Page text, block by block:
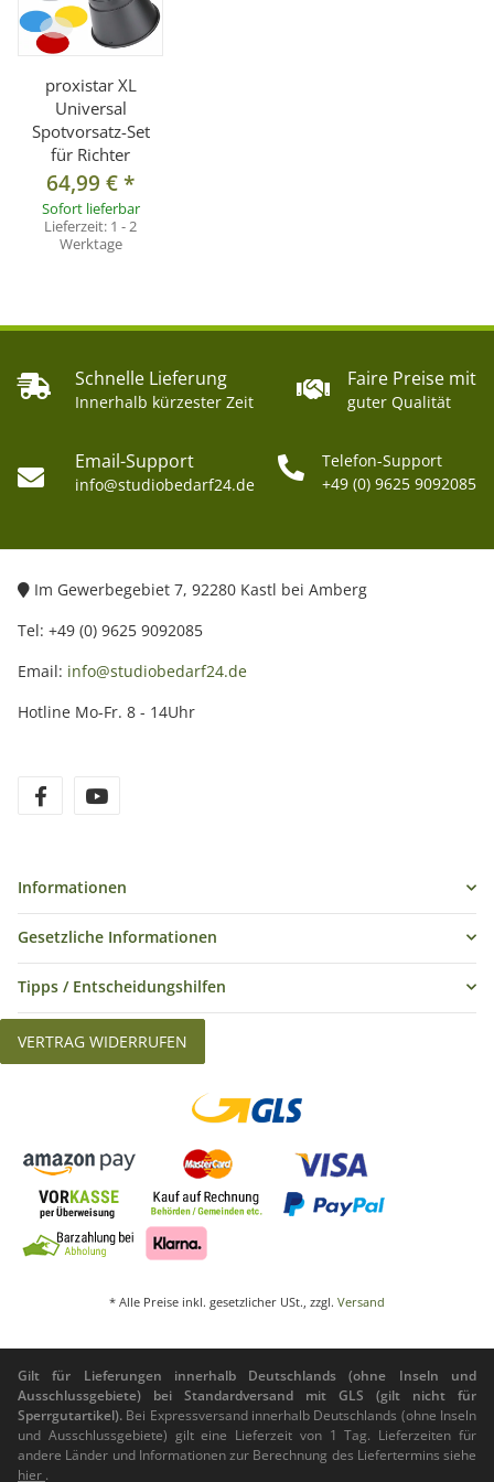
proxistar XL
Universal
Spotvorsatz-Set
für Richter
64,99 €*
Sofort lieferbar
Lieferzeit: 1 - 2
Werktage
Schnelle Lieferung
Innerhalb kürzester Zeit
Faire Preise mit
guter Qualität
Email-Support
info@studiobedarf24.de
Telefon-Support
+49 (0) 9625 9092085
Im Gewerbegebiet 7, 92280 Kastl bei Amberg
Tel: +49 (0) 9625 9092085
Email: info@studiobedarf24.de
Hotline Mo-Fr. 8 - 14Uhr
Informationen
Gesetzliche Informationen
Tipps / Entscheidungshilfen
VERTRAG WIDERRUFEN
* Alle Preise inkl. gesetzlicher USt., zzgl. Versand
Gilt für Lieferungen innerhalb Deutschlands (ohne Inseln und
Ausschlussgebiete) bei Standardversand mit GLS (gilt nicht für
Sperrgutartikel). Bei Expressversand innerhalb Deutschlands (ohne Inseln
und Ausschlussgebiete) gilt eine Lieferzeit von 1 Tag. Lieferzeiten für
andere Länder und Informationen zur Berechnung des Liefertermins siehe
hier .